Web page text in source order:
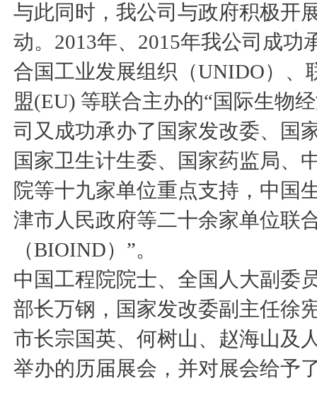
与此同时，我公司与政府积极开
动。2013年、2015年我公司成
合国工业发展组织（UNIDO）、
盟(EU) 等联合主办的“国际生物
司又成功承办了国家发改委、国
国家卫生计生委、国家药监局、
院等十九家单位重点支持，中国
津市人民政府等二十余家单位联
（BIOIND）”。
中国工程院院士、全国人大副委
部长万钢，国家发改委副主任徐
市长宗国英、何树山、赵海山及
举办的历届展会，并对展会给予